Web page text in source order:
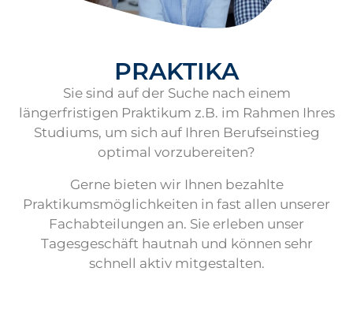
PRAKTIKA
Sie sind auf der Suche nach einem
längerfristigen Praktikum z.B. im Rahmen Ihres
Studiums, um sich auf Ihren Berufseinstieg
optimal vorzubereiten?
Gerne bieten wir Ihnen bezahlte
Praktikumsmöglichkeiten in fast allen unserer
Fachabteilungen an. Sie erleben unser
Tagesgeschäft hautnah und können sehr
schnell aktiv mitgestalten.